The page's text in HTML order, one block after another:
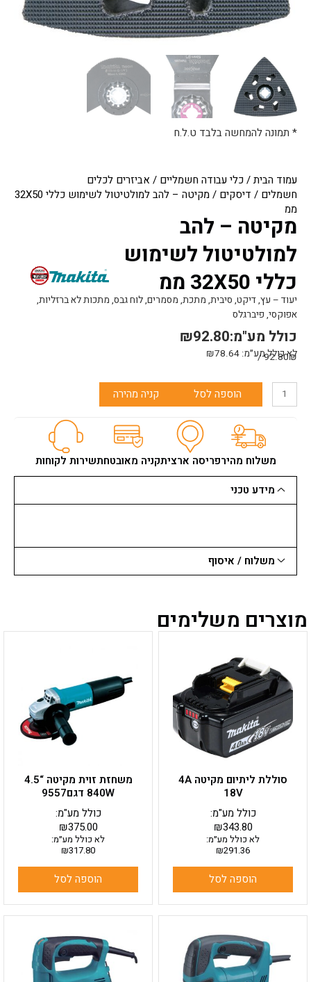
עמוד הבית/כלי עבודה חשמליים / אביזרים לכלים
חשמלים / דיסקים
/ מקיטה – להב למולטיטול לשימוש כללי 32X50
ממ
מקיטה – להב
למולטיטול לשימוש
כללי 32X50 ממ
יעוד – עץ, דיקט, סיבית, מתכת, מסמרים, לוח גבס, מתכות לא ברזליות,
אפוקסי, פיברגלס
₪92.80כולל מע"מ:
לא כולל מע״מ: ₪78.64
92.80₪ /
כמות
למולטיטול
כללי
32X50
הוספה לסל קניה מהירה
משלוח מהירפריסה ארציתקניה מאובטחתשירות לקוחות
מידע טכני
משלוח / איסוף
* תמונה להמחשה בלבד ט.ל.ח
מוצרים משלימים
סוללת ליתיום מקיטה 4A
18V
₪343.80
כולל מע"מ:
לא כולל מע״מ:
₪291.36
הוספה לסל
משחזת זוית מקיטה “4.5
840W דגם9557
₪375.00
כולל מע"מ:
לא כולל מע״מ:
₪317.80
הוספה לסל